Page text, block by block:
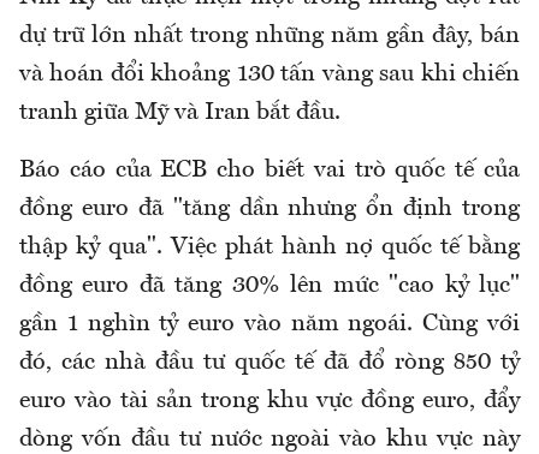
dự trữ lớn nhất trong những năm gần đây, bán
và hoán đổi khoảng 130 tấn vàng sau khi chiến
tranh giữa Mỹ và Iran bắt đầu.
Báo cáo của ECB cho biết vai trò quốc tế của
đồng euro đã "tăng dần nhưng ổn định trong
thập kỷ qua". Việc phát hành nợ quốc tế bằng
đồng euro đã tăng 30% lên mức "cao kỷ lục"
gần 1 nghìn tỷ euro vào năm ngoái. Cùng với
đó, các nhà đầu tư quốc tế đã đổ ròng 850 tỷ
euro vào tài sản trong khu vực đồng euro, đẩy
dòng vốn đầu tư nước ngoài vào khu vực này